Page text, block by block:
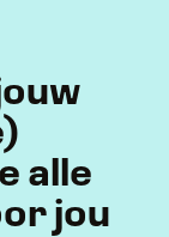
alle
jou